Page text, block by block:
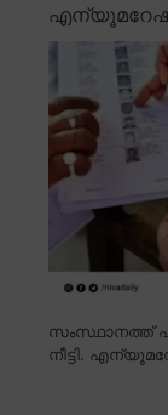
സംസ്ഥാനത്ത്
നീട്ടി.